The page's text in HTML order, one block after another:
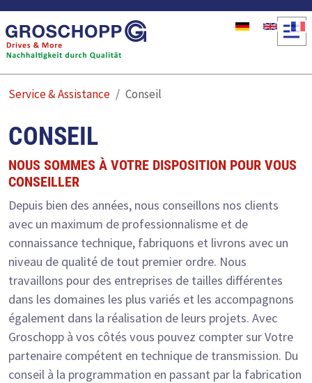
Aller au contenu principal
Service & Assistance Conseil
CONSEIL
NOUS SOMMES À VOTRE DISPOSITION POUR VOUS
CONSEILLER
Depuis bien des années, nous conseillons nos clients
avec un maximum de professionnalisme et de
connaissance technique, fabriquons et livrons avec un
niveau de qualité de tout premier ordre. Nous
travaillons pour des entreprises de tailles différentes
dans les domaines les plus variés et les accompagnons
également dans la réalisation de leurs projets. Avec
Groschopp à vos côtés vous pouvez compter sur Votre
partenaire compétent en technique de transmission. Du
conseil à la programmation en passant par la fabrication